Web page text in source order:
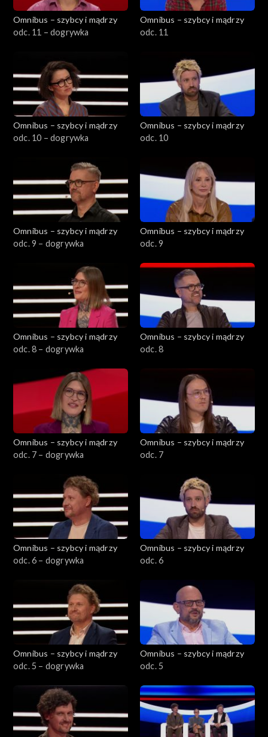
Omnibus – szybcy i mądrzy
odc. 11 – dogrywka
Omnibus – szybcy i mądrzy
odc. 11
Omnibus – szybcy i mądrzy
odc. 10 – dogrywka
Omnibus – szybcy i mądrzy
odc. 10
Omnibus – szybcy i mądrzy
odc. 9 – dogrywka
Omnibus – szybcy i mądrzy
odc. 9
Omnibus – szybcy i mądrzy
odc. 8 – dogrywka
Omnibus – szybcy i mądrzy
odc. 8
Omnibus – szybcy i mądrzy
odc. 7 – dogrywka
Omnibus – szybcy i mądrzy
odc. 7
Omnibus – szybcy i mądrzy
odc. 6 – dogrywka
Omnibus – szybcy i mądrzy
odc. 6
Omnibus – szybcy i mądrzy
odc. 5 – dogrywka
Omnibus – szybcy i mądrzy
odc. 5